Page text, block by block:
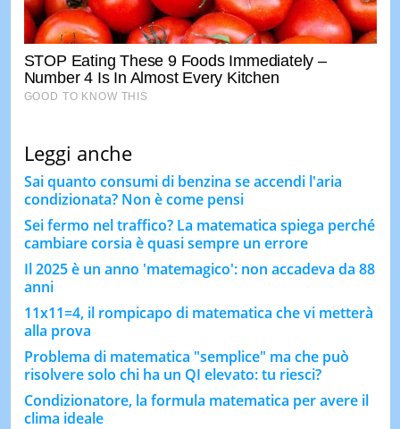
Leggi anche
Sai quanto consumi di benzina se accendi l'aria
condizionata? Non è come pensi
Sei fermo nel traffico? La matematica spiega perché
cambiare corsia è quasi sempre un errore
Il 2025 è un anno 'matemagico': non accadeva da 88
anni
11x11=4, il rompicapo di matematica che vi metterà
alla prova
Problema di matematica "semplice" ma che può
risolvere solo chi ha un QI elevato: tu riesci?
Condizionatore, la formula matematica per avere il
clima ideale